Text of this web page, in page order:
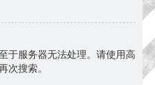
于服务器无法处理。请使用高
次搜索。